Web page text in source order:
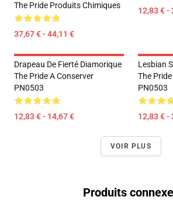
The Pride Produits Chimiques
37,67 € - 44,11 €
12,83 € -
Drapeau De Fierté Diamorique
The Pride A Conserver
PN0503
12,83 € - 14,67 €
Lesbian
The
PN0503
12,83 € -
VOIR PLUS
Produits